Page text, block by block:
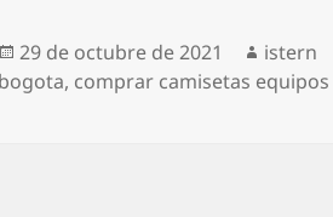
Publicado
el
29 de octubre de 2021 Autor
istern
bogota, comprar camisetas